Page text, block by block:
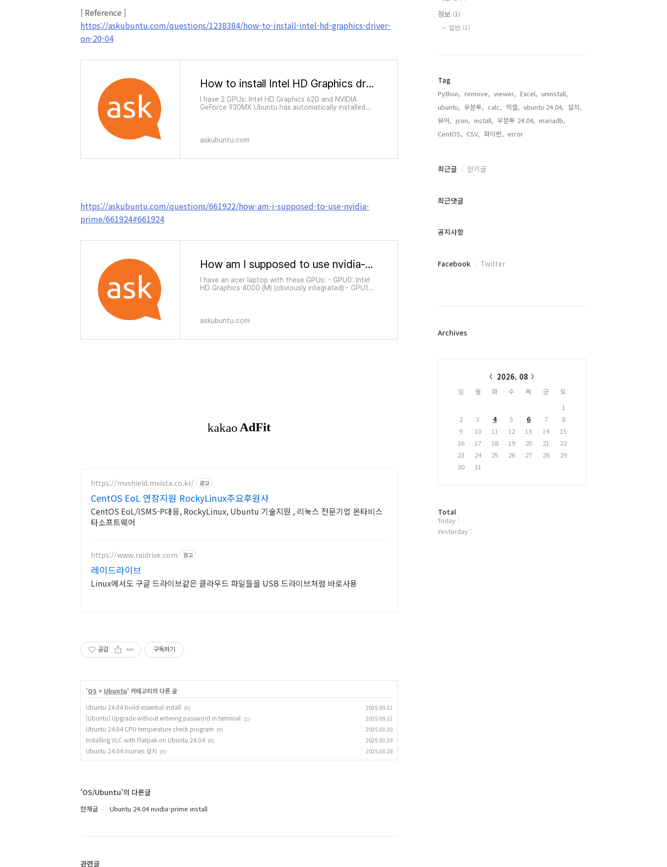
[ Reference ]
https://askubuntu.com/questions/1238384/how-to-install-intel-hd-graphics-driver-
on-20-04
How to install Intel HD Graphics driver on 20.04?
I have 2 GPUs: Intel HD Graphics 620 and NVIDIA
GeForce 930MX Ubuntu has automatically installed
askubuntu.com
https://askubuntu.com/questions/661922/how-am-i-supposed-to-use-nvidia-
prime/661924#661924
How am I supposed to use nvidia-prime?
I have an acer laptop with these GPUs: - GPU0: Intel
HD Graphics 4000 (M) (obviously integrated) - GPU1:
askubuntu.com
https://mvshield.mvista.co.kr/ 광고
CentOS EoL 연장지원 RockyLinux주요후원사
CentOS EoL/ISMS-P대응, RockyLinux, Ubuntu 기술지원 , 리눅스 전문기업 몬타비스
타소프트웨어
https://www.raidrive.com 광고
레이드라이브
Linux에서도 구글 드라이브같은 클라우드 파일들을 USB 드라이브처럼 바로사용
공감 구독하기
'OS > Ubuntu' 카테고리의 다른 글
Ubuntu 24.04 build-essential install
(0) 2025.09.22
[Ubuntu] Upgrade without entering password in terminal (1) 2025.09.12
Ubuntu 24.04 CPU temperature check program (0) 2025.03.30
Installing VLC with Flatpak on Ubuntu 24.04 (0) 2025.03.29
Ubuntu 24.04 ncurses 설치 (0) 2025.03.28
'OS/Ubuntu'의 다른글
현재글 Ubuntu 24.04 nvidia-prime install
관련글
정보 (1)
일반 (1)
Tag
Python, remove, viewer, Excel, uninstall,
ubuntu, 우분투, calc, 엑셀, ubuntu 24.04, 설치,
뷰어, json, install, 우분투 24.04, mariadb,
CentOS, CSV, 파이썬, error,
최
과
글
최근글 인기글
최근댓글
공지사항
페
플
Facebook Twitter
Archives
2026. 08
일 월 화 수 목 금
토
1
2
3 4 5 6 7
8
9
10 11 12 13 14
15
16
17 18 19 20 21
22
23
24 25 26 27 28
29
30
31
방
문
자
Total
Today :
Yesterday :